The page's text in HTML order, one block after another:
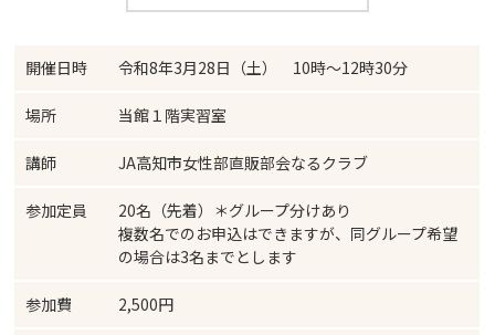
開催日時 令和8年3月28日（土） 10時～12時30分
場所 当館１階実習室
講師 JA高知市女性部直販部会なるクラブ
参加定員
20名（先着）＊グループ分けあり
複数名でのお申込はできますが、同グループ希望
の場合は3名までとします
参加費 2,500円